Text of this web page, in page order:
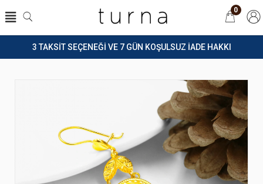
3 TAKSİT SEÇENEĞİ VE 7 GÜN KOŞULSUZ İADE HAKKI
0